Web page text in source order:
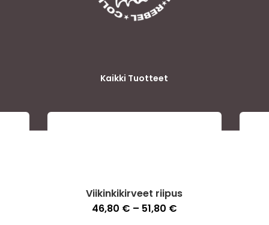
Kaikki Tuotteet
Viikinkikirveet riipus
46,80 € – 51,80 €Hintaluokka: